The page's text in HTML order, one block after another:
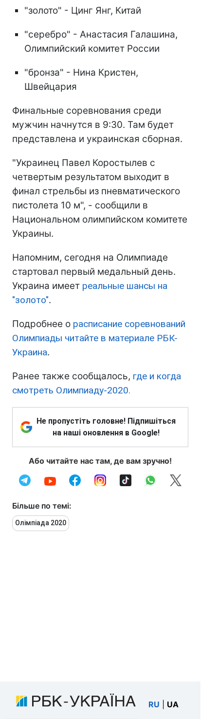
"золото" - Цинг Янг, Китай
"серебро" - Анастасия Галашина,
Олимпийский комитет России
"бронза" - Нина Кристен,
Швейцария
Финальные соревнования среди
мужчин начнутся в 9:30. Там будет
представлена и украинская сборная.
"Украинец Павел Коростылев с
четвертым результатом выходит в
финал стрельбы из пневматического
пистолета 10 м", - сообщили в
Национальном олимпийском комитете
Украины.
Напомним, сегодня на Олимпиаде
стартовал первый медальный день.
Украина имеет реальные шансы на
"золото".
Подробнее о расписание соревнований
Олимпиады читайте в материале РБК-
Украина.
Ранее также сообщалось, где и когда
смотреть Олимпиаду-2020.
Не пропустіть головне! Підпишіться
на наші оновлення в Google!
Або читайте нас там, де вам зручно!
Більше по темі:
Олімпіада 2020
RU UA